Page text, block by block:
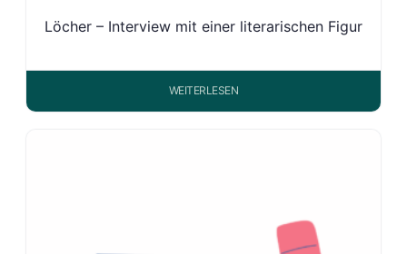
Löcher – Interview mit einer literarischen Figur
WEITERLESEN